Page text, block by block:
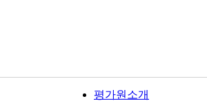
평가원소개